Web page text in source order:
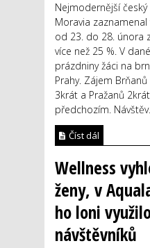
Nejmodernější
Moravia
od 23. do 28. února
více než 25 %. V
prázdniny žáci na
Prahy. Zájem
3krát a Pražanů
předchozím.
Číst dál
Wellness
ženy, v
ho loni
návštěvníků